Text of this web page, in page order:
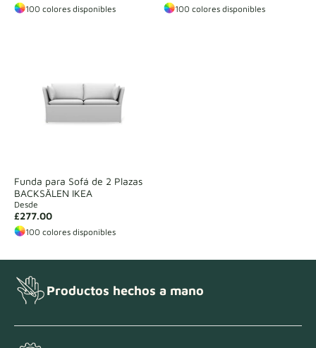
100 colores disponibles 100 colores disponibles
Funda para Sofá de 2 Plazas
BACKSÄLEN IKEA
Desde
£277.00
100 colores disponibles
Productos hechos a mano